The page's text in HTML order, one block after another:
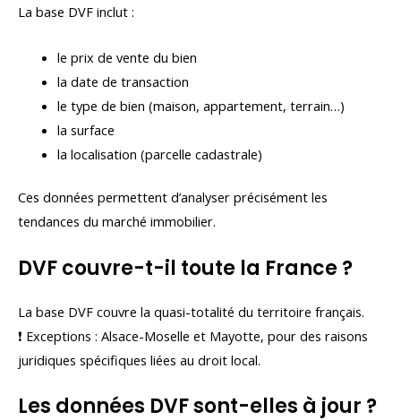
La base DVF inclut :
le prix de vente du bien
la date de transaction
le type de bien (maison, appartement, terrain…)
la surface
la localisation (parcelle cadastrale)
Ces données permettent d’analyser précisément les
tendances du marché immobilier.
DVF couvre-t-il toute la France ?
La base DVF couvre la quasi-totalité du territoire français.
❗ Exceptions : Alsace-Moselle et Mayotte, pour des raisons
juridiques spécifiques liées au droit local.
Les données DVF sont-elles à jour ?